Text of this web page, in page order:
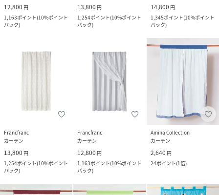
12,800 円
1,163ポイント(10%ポイント
バック)
13,800 円
1,254ポイント(10%ポイント
バック)
14,800 円
1,345ポイント(10%ポイント
バック)
Francfranc
カーテン
13,800 円
1,254ポイント(10%ポイント
バック)
Francfranc
カーテン
12,800 円
1,163ポイント(10%ポイント
バック)
Amina Collection
カーテン
2,640 円
24ポイント(1倍)